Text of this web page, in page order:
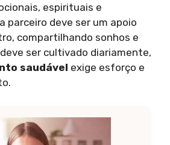
espirituais e
parceiro deve ser um apoio
compartilhando sonhos e
ser cultivado diariamente,
saudável exige esforço e